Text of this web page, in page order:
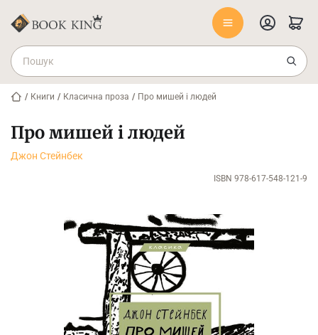
/ Книги / Класична проза / Про мишей і людей
Про мишей і людей
Джон Стейнбек
ISBN 978-617-548-121-9